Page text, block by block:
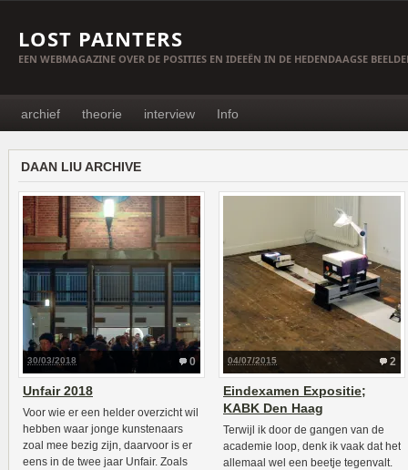
LOST PAINTERS
EEN WEBMAGAZINE OVER DE POSITIES EN IDEEËN IN DE HEDENDAAGSE
archief theorie interview Info
DAAN LIU ARCHIVE
0
30/03/2018
Unfair 2018
Voor wie er een helder overzicht wil
hebben waar jonge kunstenaars
zoal mee bezig zijn, daarvoor is er
eens in de twee jaar Unfair. Zoals
2
04/07/2015
Eindexamen Expositie;
KABK Den Haag
Terwijl ik door de gangen van de
academie loop, denk ik vaak dat het
allemaal wel een beetje tegenvalt.